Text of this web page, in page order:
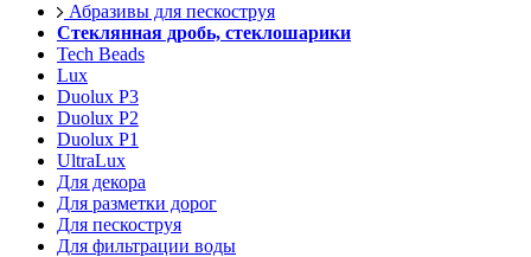
Абразивы для пескоструя
Стеклянная дробь, стеклошарики
Tech Beads
Lux
Duolux P3
Duolux P2
Duolux P1
UltraLux
Для декора
Для разметки дорог
Для пескоструя
Для фильтрации воды